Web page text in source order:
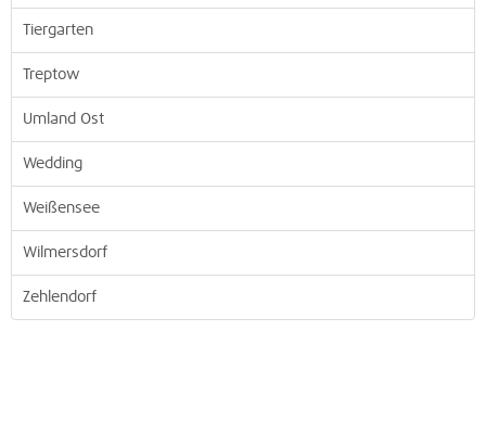
Tiergarten
Treptow
Umland Ost
Wedding
Weißensee
Wilmersdorf
Zehlendorf